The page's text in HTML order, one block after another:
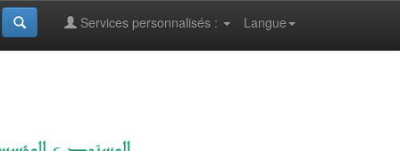
Langue
Services personnalisés :